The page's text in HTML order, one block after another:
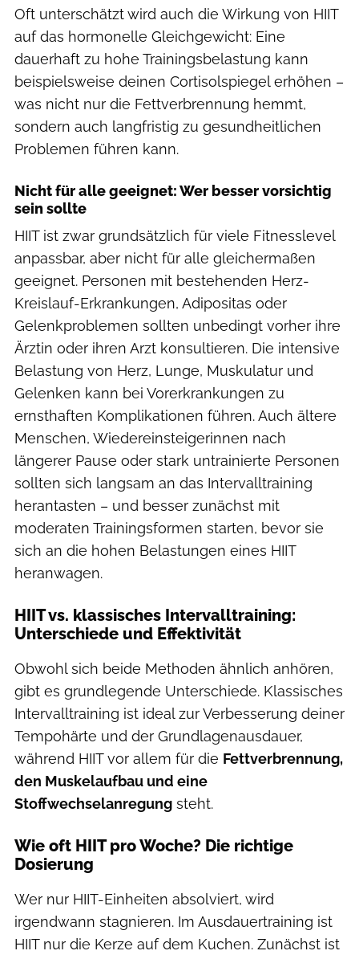
Oft unterschätzt wird auch die Wirkung von HIIT
auf das hormonelle Gleichgewicht: Eine
dauerhaft zu hohe Trainingsbelastung kann
beispielsweise deinen Cortisolspiegel erhöhen –
was nicht nur die Fettverbrennung hemmt,
sondern auch langfristig zu gesundheitlichen
Problemen führen kann.
Nicht für alle geeignet: Wer besser vorsichtig
sein sollte
HIIT ist zwar grundsätzlich für viele Fitnesslevel
anpassbar, aber nicht für alle gleichermaßen
geeignet. Personen mit bestehenden Herz-
Kreislauf-Erkrankungen, Adipositas oder
Gelenkproblemen sollten unbedingt vorher ihre
Ärztin oder ihren Arzt konsultieren. Die intensive
Belastung von Herz, Lunge, Muskulatur und
Gelenken kann bei Vorerkrankungen zu
ernsthaften Komplikationen führen. Auch ältere
Menschen, Wiedereinsteigerinnen nach
längerer Pause oder stark untrainierte Personen
sollten sich langsam an das Intervalltraining
herantasten – und besser zunächst mit
moderaten Trainingsformen starten, bevor sie
sich an die hohen Belastungen eines HIIT
heranwagen.
HIIT vs. klassisches Intervalltraining:
Unterschiede und Effektivität
Obwohl sich beide Methoden ähnlich anhören,
gibt es grundlegende Unterschiede. Klassisches
Intervalltraining ist ideal zur Verbesserung deiner
Tempohärte und der Grundlagenausdauer,
während HIIT vor allem für die Fettverbrennung,
den Muskelaufbau und eine
Stoffwechselanregung steht.
Wie oft HIIT pro Woche? Die richtige
Dosierung
Wer nur HIIT-Einheiten absolviert, wird
irgendwann stagnieren. Im Ausdauertraining ist
HIIT nur die Kerze auf dem Kuchen. Zunächst ist